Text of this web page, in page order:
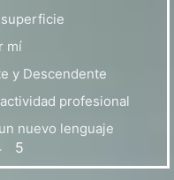
superficie
mí
y Descendente
profesional
nuevo lenguaje
5